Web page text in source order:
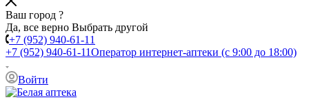
Ваш город ?
Да, все верно Выбрать другой
+7 (952) 940-61-11
+7 (952) 940-61-11Оператор интернет-аптеки (с 9:00 до 18:00)
Войти